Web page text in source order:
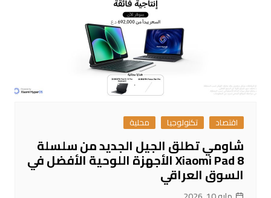
اقتصاد تكنولوجيا محلية
شاومي تطلق الجيل الجديد من سلسلة
Xiaomi Pad 8 الأجهزة اللوحية الأفضل في
السوق العراقي